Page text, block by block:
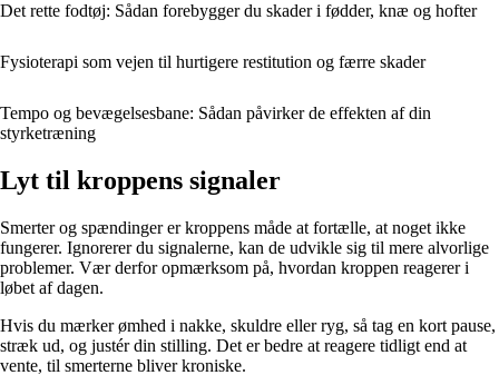
Det rette fodtøj: Sådan forebygger du skader i fødder, knæ og hofter
Fysioterapi som vejen til hurtigere restitution og færre skader
Tempo og bevægelsesbane: Sådan påvirker de effekten af din
styrketræning
Lyt til kroppens signaler
Smerter og spændinger er kroppens måde at fortælle, at noget ikke
fungerer. Ignorerer du signalerne, kan de udvikle sig til mere alvorlige
problemer. Vær derfor opmærksom på, hvordan kroppen reagerer i
løbet af dagen.
Hvis du mærker ømhed i nakke, skuldre eller ryg, så tag en kort pause,
stræk ud, og justér din stilling. Det er bedre at reagere tidligt end at
vente, til smerterne bliver kroniske.